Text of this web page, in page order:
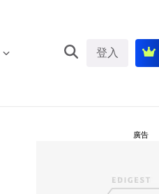
登入
廣告